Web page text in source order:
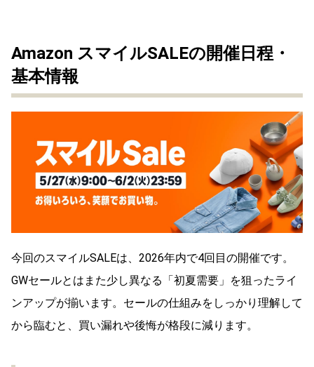
Amazon スマイルSALEの開催日程・
基本情報
今回のスマイルSALEは、2026年内で4回目の開催です。
GWセールとはまた少し異なる「初夏需要」を狙ったライ
ンアップが揃います。セールの仕組みをしっかり理解して
から臨むと、買い漏れや後悔が格段に減ります。